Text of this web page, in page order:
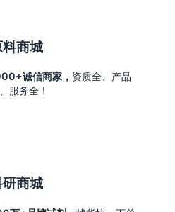
料商城
诚信商家， 资质全、产品
服务全！
商城